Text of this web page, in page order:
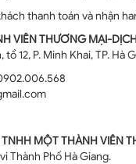
thanh toán và nhận
VIÊN THƯƠNG MẠI-
tổ 12, P. Minh Khai, TP. Hà
TNHH MỘT THÀNH VIÊN
Thành Phố Hà Giang.